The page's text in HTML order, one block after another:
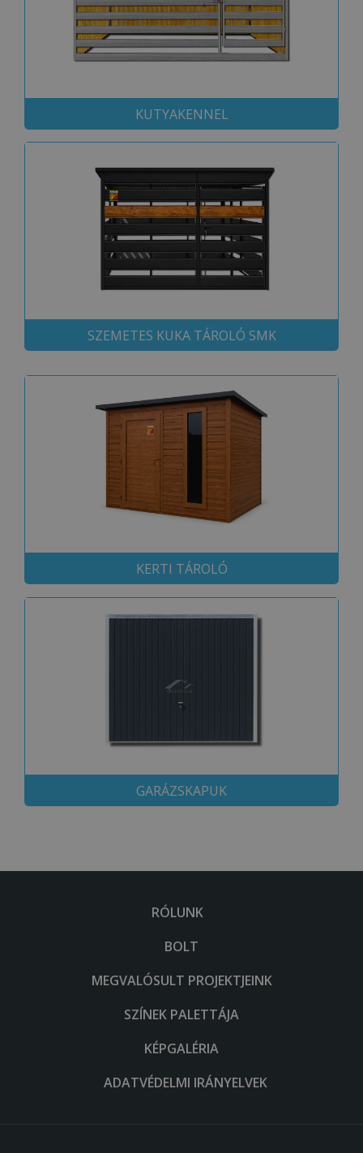
KUTYAKENNEL
SZEMETES KUKA TÁROLÓ SMK
KERTI TÁROLÓ
GARÁZSKAPUK
RÓLUNK
BOLT
MEGVALÓSULT PROJEKTJEINK
SZÍNEK PALETTÁJA
KÉPGALÉRIA
ADATVÉDELMI IRÁNYELVEK